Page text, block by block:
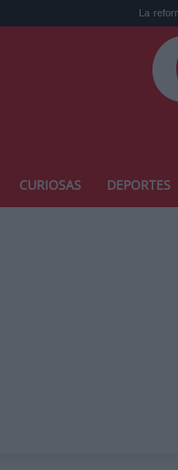
La reforma de la Ley
CURIOSAS DEPORTES